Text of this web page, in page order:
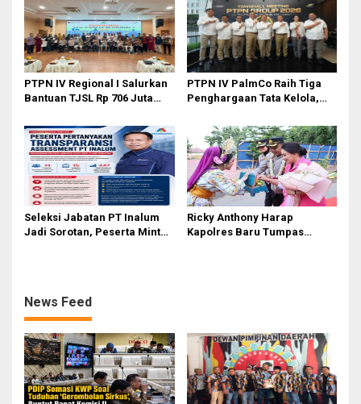
Ahmad
PTPN IV Regional I Salurkan
Bantuan TJSL Rp 706 Juta
Berkelanjutan
PTPN IV PalmCo Raih Tiga
Penghargaan Tata Kelola,
dan Efisiensi
Seleksi Jabatan PT Inalum
Jadi Sorotan, Peserta Minta
Ricky Anthony Harap
Kapolres Baru Tumpas
News Feed